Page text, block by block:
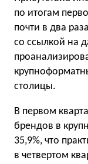
по итогам
почти в два
со ссылкой на
столицы.
В первом
брендов в
35,9%, что
в четвертом